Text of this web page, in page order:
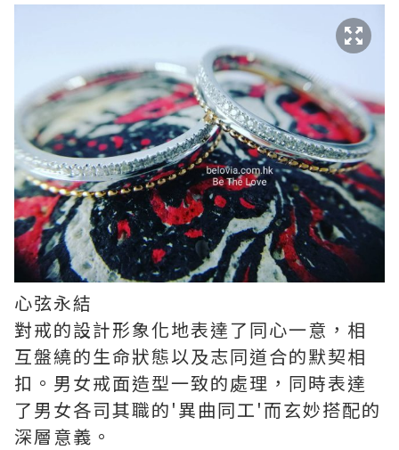
心弦永結
對戒的設計形象化地表達了同心一意，相
互盤繞的生命狀態以及志同道合的默契相
扣。男女戒面造型一致的處理，同時表達
了男女各司其職的'異曲同工'而玄妙搭配的
深層意義。